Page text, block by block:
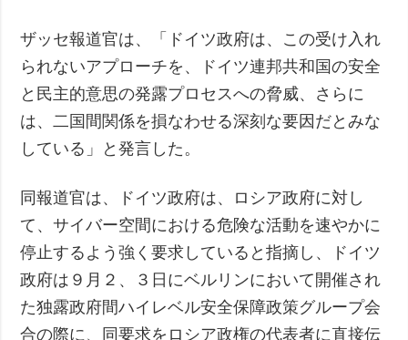
ザッセ報道官は、「ドイツ政府は、この受け入れ
られないアプローチを、ドイツ連邦共和国の安全
と民主的意思の発露プロセスへの脅威、さらに
は、二国間関係を損なわせる深刻な要因だとみな
している」と発言した。
同報道官は、ドイツ政府は、ロシア政府に対し
て、サイバー空間における危険な活動を速やかに
停止するよう強く要求していると指摘し、ドイツ
政府は９月２、３日にベルリンにおいて開催され
た独露政府間ハイレベル安全保障政策グループ会
合の際に、同要求をロシア政権の代表者に直接伝